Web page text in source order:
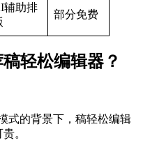
辅助排
部分免费
轻松编辑器？
式的背景下，稿轻松编辑
。